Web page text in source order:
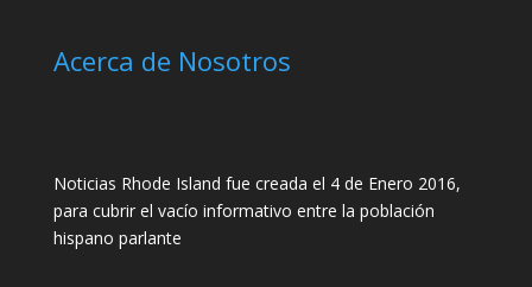
Acerca de Nosotros
Noticias Rhode Island fue creada el 4 de Enero 2016,
para cubrir el vacío informativo entre la población
hispano parlante